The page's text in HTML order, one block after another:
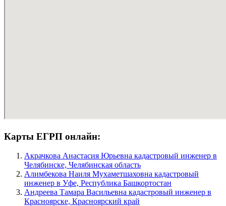
Карты ЕГРП онлайн:
Акрачкова Анастасия Юрьевна кадастровый инженер в
Челябинске, Челябинская область
Алимбекова Наиля Мухаметшаховна кадастровый
инженер в Уфе, Республика Башкортостан
Андреева Тамара Васильевна кадастровый инженер в
Красноярске, Красноярский край